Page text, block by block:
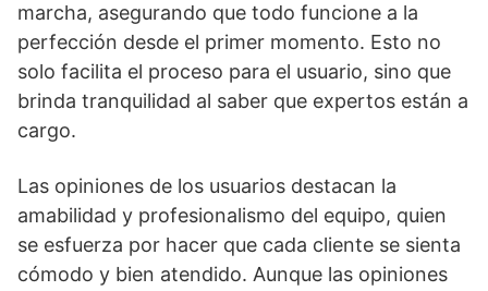
marcha, asegurando que todo funcione a la
perfección desde el primer momento. Esto no
solo facilita el proceso para el usuario, sino que
brinda tranquilidad al saber que expertos están a
cargo.
Las opiniones de los usuarios destacan la
amabilidad y profesionalismo del equipo, quien
se esfuerza por hacer que cada cliente se sienta
cómodo y bien atendido. Aunque las opiniones